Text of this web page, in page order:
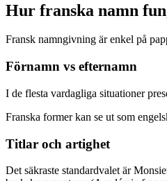
Hur franska namn
Fransk namngivning är enkel på
Förnamn vs efternamn
I de flesta vardagliga situationer
Franska former kan se ut som
Titlar och artighet
Det säkraste standardvalet är